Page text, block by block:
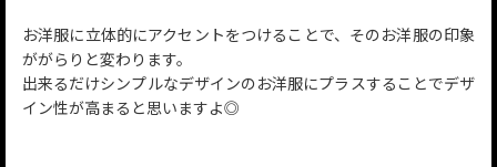
お洋服に立体的にアクセントをつけることで、そのお洋服の印象
ががらりと変わります。
出来るだけシンプルなデザインのお洋服にプラスすることでデザ
イン性が高まると思いますよ◎